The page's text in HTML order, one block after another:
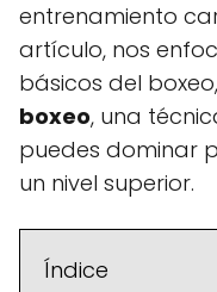
entrenamiento
artículo, nos
básicos del
boxeo, una
puedes dominar
un nivel superior.
Índice